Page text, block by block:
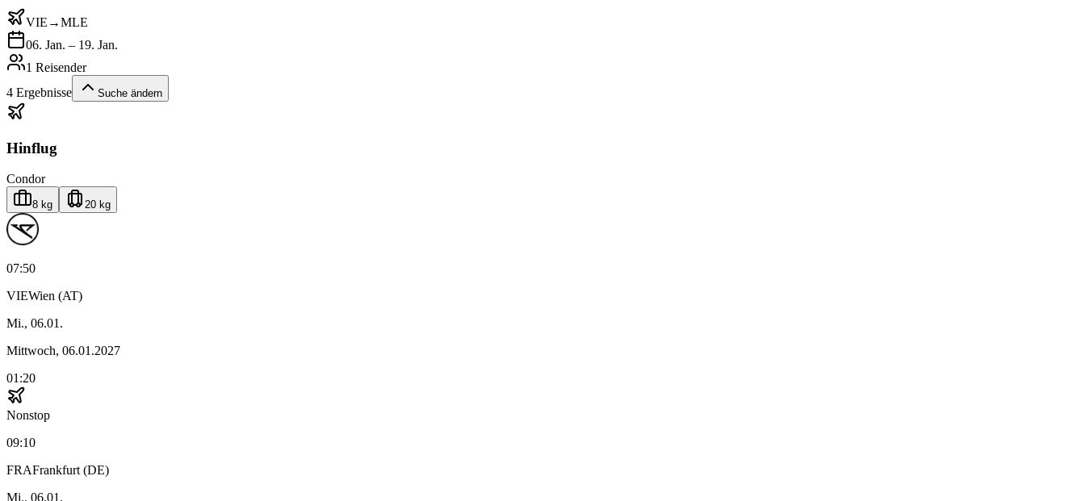
VIE →MLE
06. Jan. – 19. Jan.
1 Reisender
4 Ergebnisse Suche ändern
Hinflug
Condor
8 kg 20 kg
07:50
VIEWien (AT)
Mi., 06.01.
Mittwoch, 06.01.2027
01:20
Nonstop
09:10
FRAFrankfurt (DE)
Mi., 06.01.